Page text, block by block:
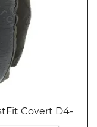
Covert D4-